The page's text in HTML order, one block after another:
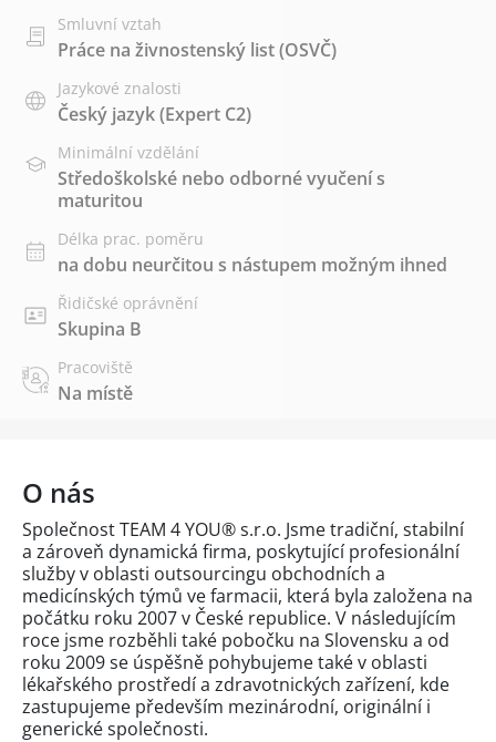
Smluvní vztah
Práce na živnostenský list (OSVČ)
Jazykové znalosti
Český jazyk(Expert C2)
Minimální vzdělání
Středoškolské nebo odborné vyučení s
maturitou
Délka prac. poměru
na dobu neurčitou s nástupem možným ihned
Řidičské oprávnění
Skupina B
Pracoviště
Na místě
O nás
Společnost TEAM 4 YOU® s.r.o. Jsme tradiční, stabilní
a zároveň dynamická firma, poskytující profesionální
služby v oblasti outsourcingu obchodních a
medicínských týmů ve farmacii, která byla založena na
počátku roku 2007 v České republice. V následujícím
roce jsme rozběhli také pobočku na Slovensku a od
roku 2009 se úspěšně pohybujeme také v oblasti
lékařského prostředí a zdravotnických zařízení, kde
zastupujeme především mezinárodní, originální i
generické společnosti.